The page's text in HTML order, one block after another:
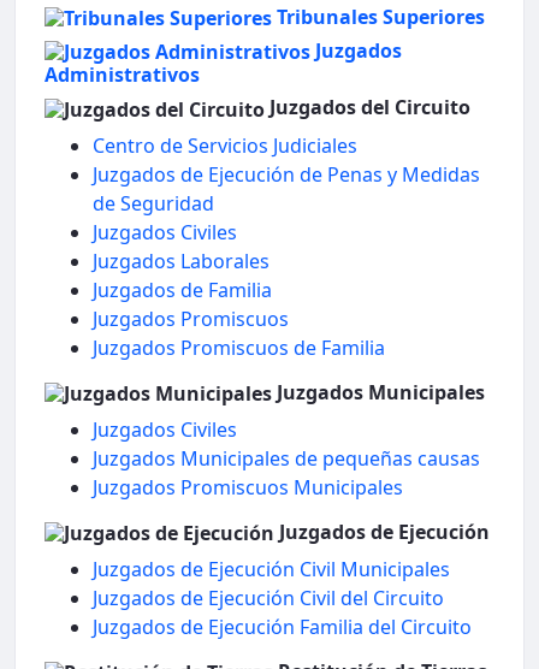
Tribunales Superiores
Juzgados
Administrativos
Juzgados del Circuito
Centro de Servicios Judiciales
Juzgados de Ejecución de Penas y Medidas
de Seguridad
Juzgados Civiles
Juzgados Laborales
Juzgados de Familia
Juzgados Promiscuos
Juzgados Promiscuos de Familia
Juzgados Municipales
Juzgados Civiles
Juzgados Municipales de pequeñas causas
Juzgados Promiscuos Municipales
Juzgados de Ejecución
Juzgados de Ejecución Civil Municipales
Juzgados de Ejecución Civil del Circuito
Juzgados de Ejecución Familia del Circuito